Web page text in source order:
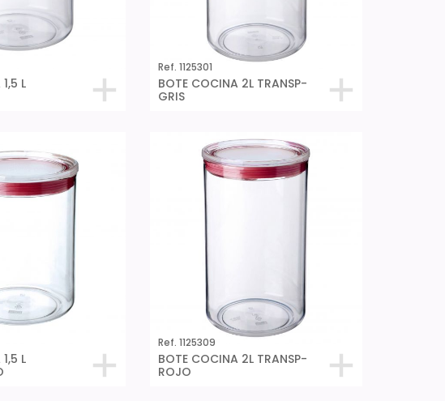
L
Ref. 1125301
BOTE COCINA 2L TRANSP-
GRIS
L
Ref. 1125309
BOTE COCINA 2L TRANSP-
ROJO